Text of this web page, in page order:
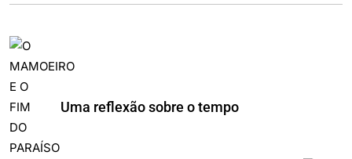
Uma reflexão sobre o tempo